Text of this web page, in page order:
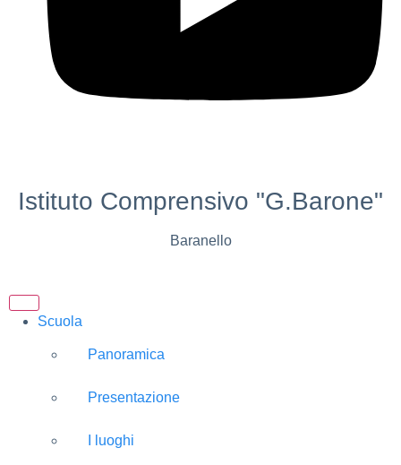
Istituto Comprensivo "G.Barone"
Baranello
Scuola
Panoramica
Presentazione
I luoghi